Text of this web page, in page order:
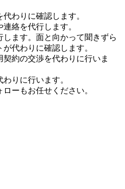
わりに確認します。
絡を代行します。
ます。面と向かって聞きずら
代わりに確認します。
約の交渉を代わりに行いま
りに行います。
ーもお任せください。